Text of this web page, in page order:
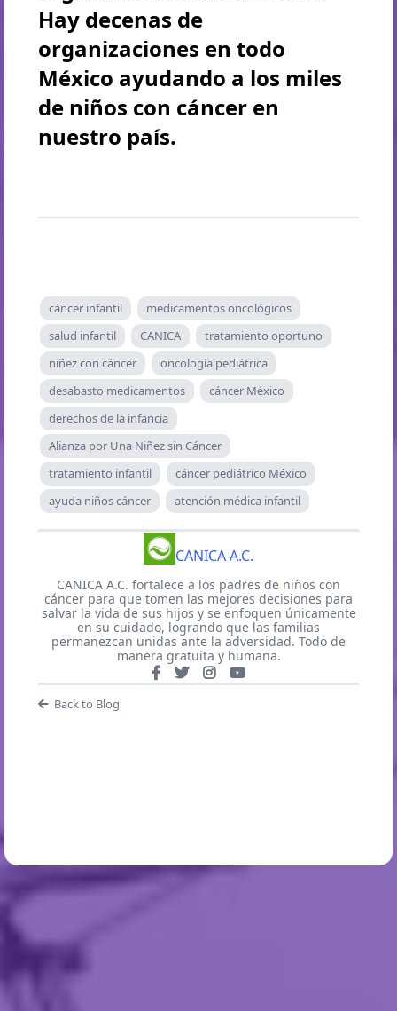
Hay decenas de
organizaciones en todo
México ayudando a los miles
de niños con cáncer en
nuestro país.
cáncer infantil
medicamentos oncológicos
salud infantil
CANICA
tratamiento oportuno
niñez con cáncer
oncología pediátrica
desabasto medicamentos
cáncer México
derechos de la infancia
Alianza por Una Niñez sin Cáncer
tratamiento infantil
cáncer pediátrico México
ayuda niños cáncer
atención médica infantil
CANICA A.C.
CANICA A.C. fortalece a los padres de niños con
cáncer para que tomen las mejores decisiones para
salvar la vida de sus hijos y se enfoquen únicamente
en su cuidado, logrando que las familias
permanezcan unidas ante la adversidad. Todo de
manera gratuita y humana.
Back to Blog